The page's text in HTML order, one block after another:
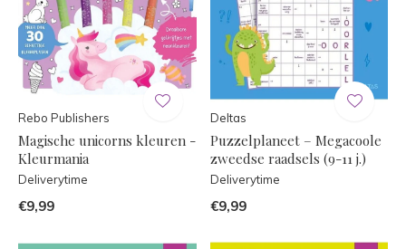
Rebo Publishers
Magische unicorns kleuren -
Kleurmania
Deliverytime
€9,99
Deltas
Puzzelplaneet – Megacoole
zweedse raadsels (9-11 j.)
Deliverytime
€9,99